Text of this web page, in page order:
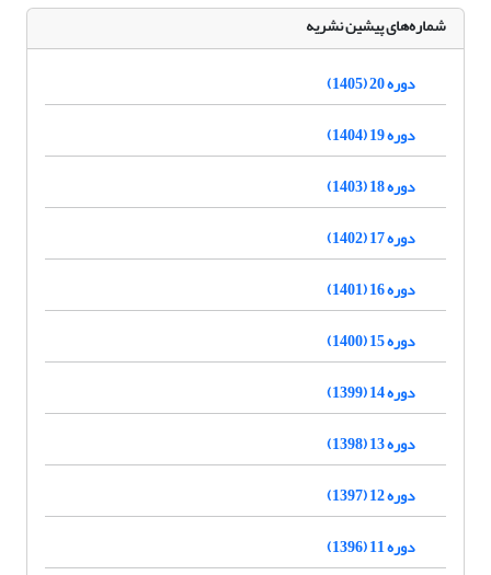
شماره‌های پیشین نشریه
دوره 20 (1405)
دوره 19 (1404)
دوره 18 (1403)
دوره 17 (1402)
دوره 16 (1401)
دوره 15 (1400)
دوره 14 (1399)
دوره 13 (1398)
دوره 12 (1397)
دوره 11 (1396)